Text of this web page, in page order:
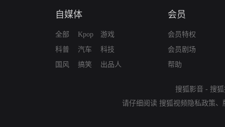
自媒体
全部
科普
国风
Kpop
汽车
搞笑
游戏
科技
出品人
会员
会员特权
会员剧场
帮助
搜狐影音 - 搜
请仔细阅读 搜狐视频隐私政策、